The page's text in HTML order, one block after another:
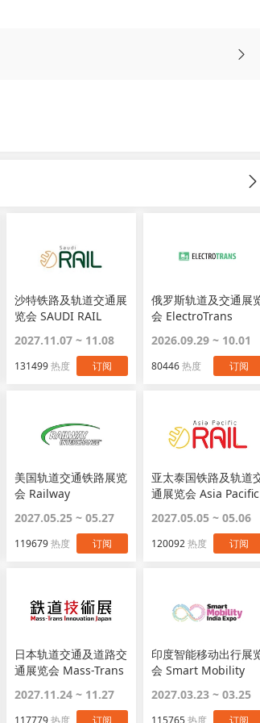
沙特铁路及轨道交通展
览会 SAUDI RAIL
2027.11.07 ~ 11.08
131499热度 订阅
俄罗斯轨道及交通展
会 ElectroTrans
2026.09.29 ~ 10.01
80446热度 订阅
美国轨道交通铁路展览
会 Railway
2027.05.25 ~ 05.27
119679热度 订阅
亚太泰国铁路及轨道
通展览会 Asia Pacific
2027.05.05 ~ 05.06
120092热度 订阅
日本轨道交通及道路交
通展览会 Mass-Trans
2027.11.24 ~ 11.27
印度智能移动出行展
会 Smart Mobility
2027.03.23 ~ 03.25